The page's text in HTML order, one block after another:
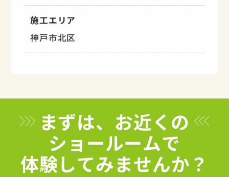
施工エリア
神戸市北区
まずは、お近くの
ショールームで
体験してみませんか？